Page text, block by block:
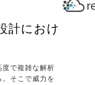
計におけ
で複雑な解析
そこで威力を